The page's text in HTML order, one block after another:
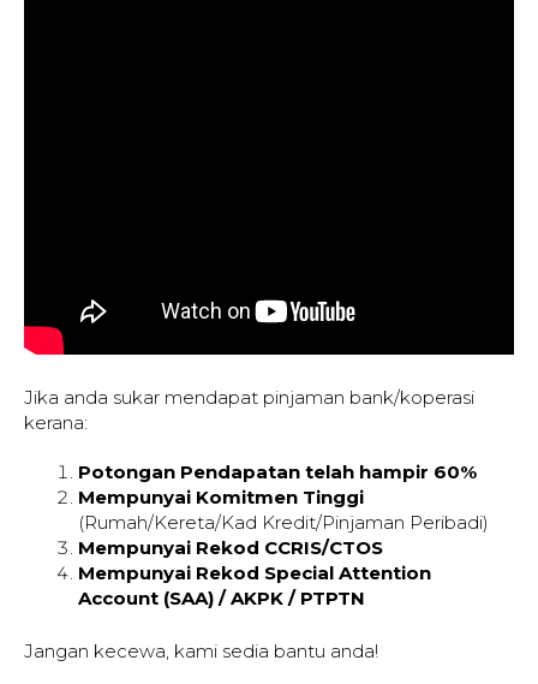
Jika anda sukar mendapat pinjaman bank/koperasi
kerana:
Potongan Pendapatan telah hampir 60%
Mempunyai Komitmen Tinggi
(Rumah/Kereta/Kad Kredit/Pinjaman Peribadi)
Mempunyai Rekod CCRIS/CTOS
Mempunyai Rekod Special Attention
Account (SAA) / AKPK / PTPTN
Jangan kecewa, kami sedia bantu anda!